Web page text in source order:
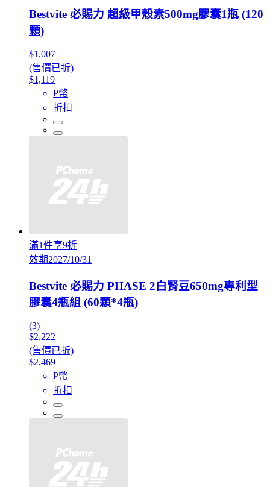
Bestvite 必賜力 超級甲殼素500mg膠囊1瓶 (120
顆)
$1,007
(售價已折)
$1,119
P幣
折扣
滿1件享9折
效期2027/10/31
Bestvite 必賜力 PHASE 2白腎豆650mg專利型
膠囊4瓶組 (60顆*4瓶)
(3)
$2,222
(售價已折)
$2,469
P幣
折扣